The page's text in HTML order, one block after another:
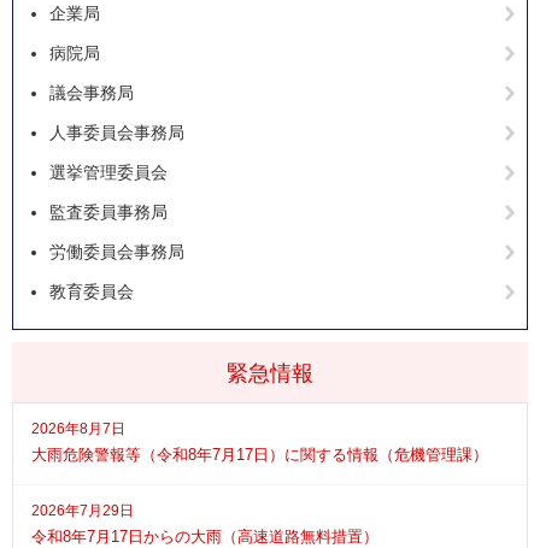
緊急情報
2026年8月7日
大雨危険警報等（令和8年7月17日）に関する情報（危機管理課）
2026年7月29日
令和8年7月17日からの大雨（高速道路無料措置）
企業局
病院局
議会事務局
人事委員会事務局
選挙管理委員会
監査委員事務局
労働委員会事務局
教育委員会